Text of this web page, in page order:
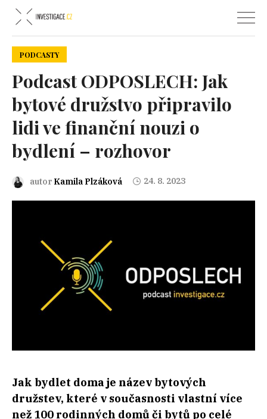
PODCASTY
Podcast ODPOSLECH: Jak
bytové družstvo připravilo
lidi ve finanční nouzi o
bydlení – rozhovor
autor Kamila Plzáková 24. 8. 2023
Jak bydlet doma je název bytových
družstev, které v současnosti vlastní více
než 100 rodinných domů či bytů po celé